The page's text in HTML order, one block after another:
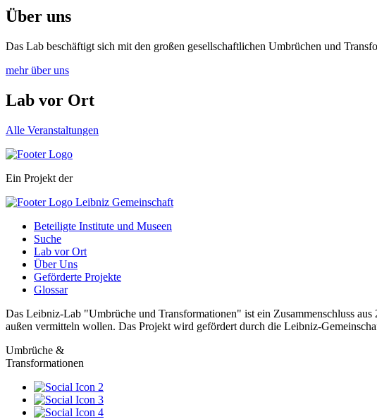
Über uns
Das Lab beschäftigt sich mit den großen gesellschaftlichen Umbrüchen und
mehr über uns
Lab vor Ort
Alle Veranstaltungen
Ein Projekt der
Beteiligte Institute und Museen
Suche
Lab vor Ort
Über Uns
Geförderte Projekte
Glossar
Das Leibniz-Lab "Umbrüche und Transformationen" ist ein Zusammenschluss
außen vermitteln wollen. Das Projekt wird gefördert durch die Leibniz-
Umbrüche &
Transformationen